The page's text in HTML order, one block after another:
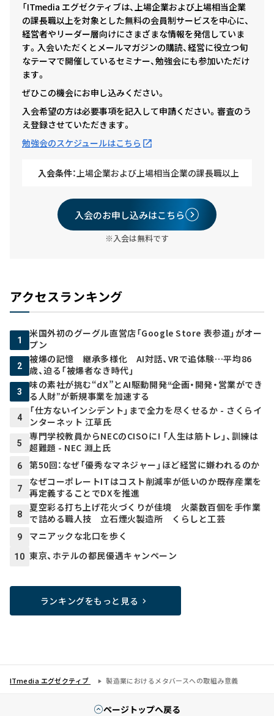
「ITmedia エグゼクティブは、上場企業および上場相当企業
の課長職以上を対象とした無料の会員制サービスを中心に、
経営者やリーダー層向けにさまざまな情報を発信していま
す。入会いただくとメールマガジンの購読、経営に役立つ旬
なテーマで開催しているセミナー、勉強会にも参加いただけ
ます。
ぜひこの機会にお申し込みください。
入会希望の方は必要事項を記入して申請ください。審査のう
え登録させていただきます。
勉強会のスケジュールはこちら
入会条件：上場企業および上場相当企業の課長職以上
入会のお申し込みはこちら
※入会は無料です
アクセスランキング
1
米国外初のグーグル直営店「Google Store 表参道」がオー
プン
2
被爆の記憶 継承多様化 AI対話、VRで追体験…平均86
歳、迫る「被爆者なき時代」
3
味の素社が挑む“dX”とAI駆動開発――“企画・開発・営業ができ
る人財”が新規事業を加速する
4
「仕方ないインシデント」まで全力を尽くせるか - さくらイ
ンターネット 江草氏
5
専門学校教員からNECのCISOに! 「人生は筋トレ」、訓練は
超難題 - NEC 淵上氏
6 第50回：なぜ「優秀なマネジャー」ほど経営に嫌われるのか
7
なぜコーポレートITはコスト削減率が低いのか――既存産業を
再定義することでDXを推進
8
夏空彩る打ち上げ花火づくりが佳境 火薬数百個を手作業
で詰める職人技 立石煙火製造所 くらしと工芸
9 マニアックな北口を歩く
10 東京、ホテルの都民優遇キャンペーン
ランキングをもっと見る
ITmedia エグゼクティブ 製造業におけるメタバースへの取組み意義
ページトップへ戻る